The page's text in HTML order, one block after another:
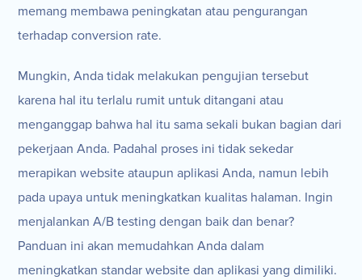
memang membawa peningkatan atau pengurangan
terhadap conversion rate.
Mungkin, Anda tidak melakukan pengujian tersebut
karena hal itu terlalu rumit untuk ditangani atau
menganggap bahwa hal itu sama sekali bukan bagian dari
pekerjaan Anda. Padahal proses ini tidak sekedar
merapikan website ataupun aplikasi Anda, namun lebih
pada upaya untuk meningkatkan kualitas halaman. Ingin
menjalankan A/B testing dengan baik dan benar?
Panduan ini akan memudahkan Anda dalam
meningkatkan standar website dan aplikasi yang dimiliki.